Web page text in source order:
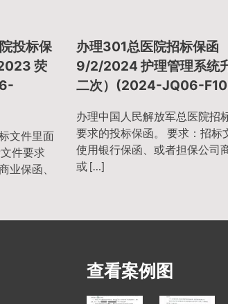
投标保
荧
文件里面
件要求
业保函、
办理301总医院招标保函
9/2/2024 护理管理系统
二次）(2024-JQ06-
办理中国人民解放军总医院招
要求的投标保函。 要求：招标
使用银行保函、或者担保公司
或 […]
查看案例图